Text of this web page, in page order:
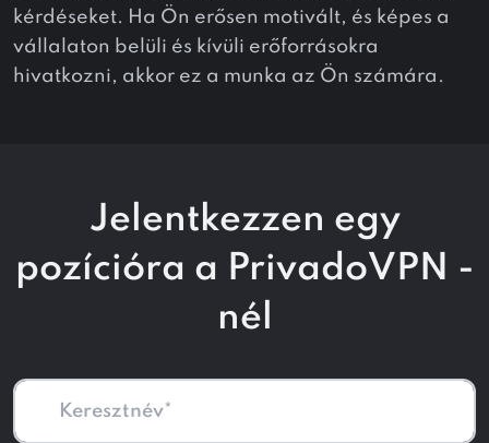
kérdéseket. Ha Ön erősen motivált, és képes a
vállalaton belüli és kívüli erőforrásokra
hivatkozni, akkor ez a munka az Ön számára.
Jelentkezzen egy
pozícióra a PrivadoVPN -
nél